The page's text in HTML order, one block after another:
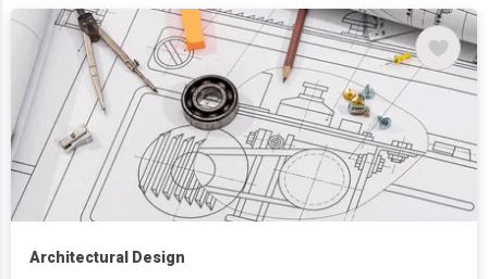
Architectural Design